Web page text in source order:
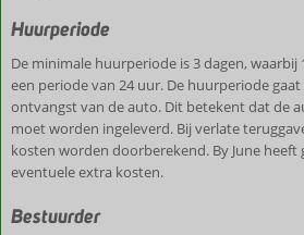
Huurperiode
De minimale huurperiode is 3 dagen,
een periode van 24 uur. De huurperiode
ontvangst van de auto. Dit betekent dat de
moet worden ingeleverd. Bij verlate
kosten worden doorberekend. By June heeft
eventuele extra kosten.
Bestuurder